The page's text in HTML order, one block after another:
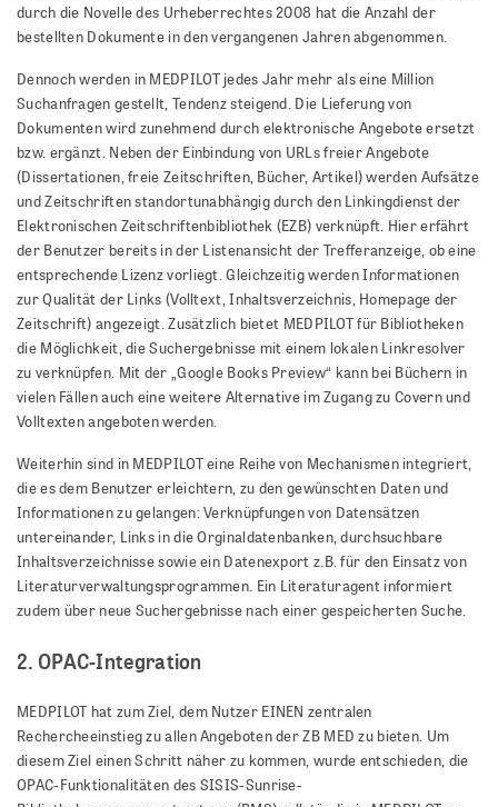
durch die Novelle des Urheberrechtes 2008 hat die Anzahl der
bestellten Dokumente in den vergangenen Jahren abgenommen.
Dennoch werden in MEDPILOT jedes Jahr mehr als eine Million
Suchanfragen gestellt, Tendenz steigend. Die Lieferung von
Dokumenten wird zunehmend durch elektronische Angebote ersetzt
bzw. ergänzt. Neben der Einbindung von URLs freier Angebote
(Dissertationen, freie Zeitschriften, Bücher, Artikel) werden Aufsätze
und Zeitschriften standortunabhängig durch den Linkingdienst der
Elektronischen Zeitschriftenbibliothek (EZB) verknüpft. Hier erfährt
der Benutzer bereits in der Listenansicht der Trefferanzeige, ob eine
entsprechende Lizenz vorliegt. Gleichzeitig werden Informationen
zur Qualität der Links (Volltext, Inhaltsverzeichnis, Homepage der
Zeitschrift) angezeigt. Zusätzlich bietet MEDPILOT für Bibliotheken
die Möglichkeit, die Suchergebnisse mit einem lokalen Linkresolver
zu verknüpfen. Mit der „Google Books Preview“ kann bei Büchern in
vielen Fällen auch eine weitere Alternative im Zugang zu Covern und
Volltexten angeboten werden.
Weiterhin sind in MEDPILOT eine Reihe von Mechanismen integriert,
die es dem Benutzer erleichtern, zu den gewünschten Daten und
Informationen zu gelangen: Verknüpfungen von Datensätzen
untereinander, Links in die Orginaldatenbanken, durchsuchbare
Inhaltsverzeichnisse sowie ein Datenexport z.B. für den Einsatz von
Literaturverwaltungsprogrammen. Ein Literaturagent informiert
zudem über neue Suchergebnisse nach einer gespeicherten Suche.
2. OPAC-Integration
MEDPILOT hat zum Ziel, dem Nutzer EINEN zentralen
Rechercheeinstieg zu allen Angeboten der ZB MED zu bieten. Um
diesem Ziel einen Schritt näher zu kommen, wurde entschieden, die
OPAC-Funktionalitäten des SISIS-Sunrise-